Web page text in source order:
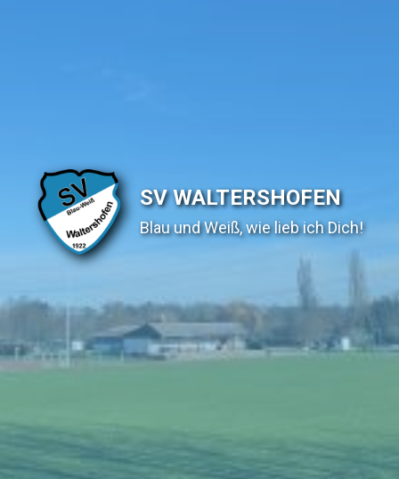
SV WALTERSHOFEN
Blau und Weiß, wie lieb ich Dich!